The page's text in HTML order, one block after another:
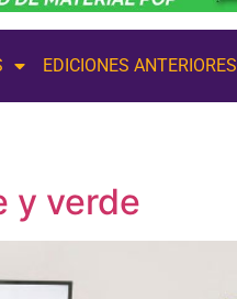
EDICIONES ANTERIORES
y verde